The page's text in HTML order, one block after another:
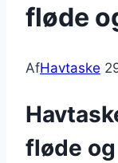
fløde
AfHavtaske
fløde